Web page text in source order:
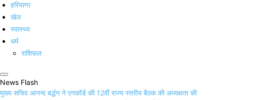
हरियाणा
खेल
स्वास्थ्य
धर्म
राशिफल
News Flash
मुख्य सचिव आनन्द बर्द्धन ने एनकॉर्ड की 12वीं राज्य स्तरीय बैठक की अध्यक्षता की